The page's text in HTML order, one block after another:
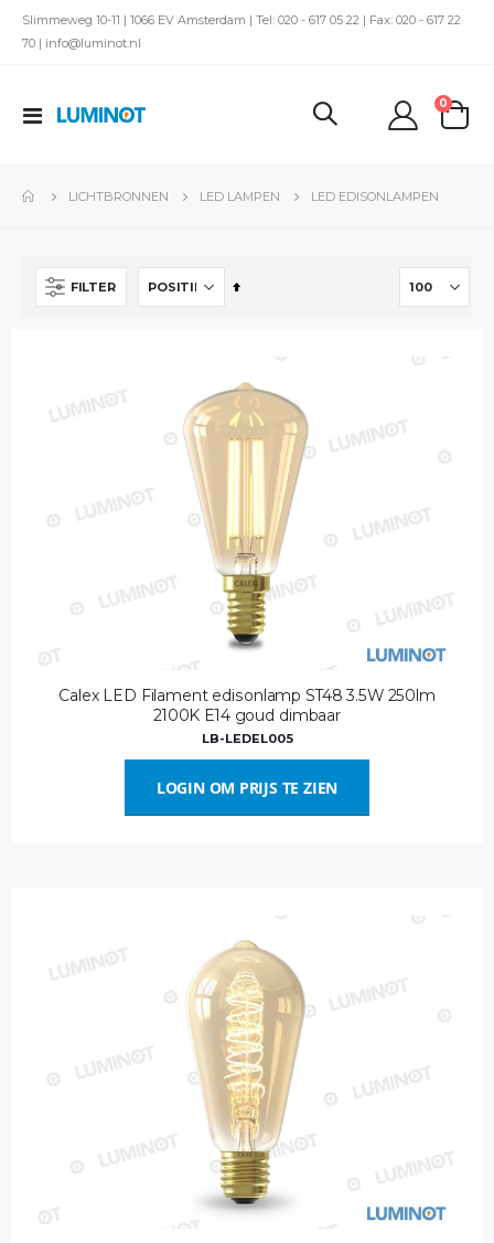
Slimmeweg 10-11 | 1066 EV Amsterdam | Tel: 020 - 617 05 22 | Fax: 020 - 617 22
70 | info@luminot.nl
Toggle
kar
0
LICHTBRONNEN LED LAMPEN LED EDISONLAMPEN
FILTER
Van
Calex LED Filament edisonlamp ST48 3.5W 250lm
2100K E14 goud dimbaar
LB-LEDEL005
LOGIN OM PRIJS TE ZIEN